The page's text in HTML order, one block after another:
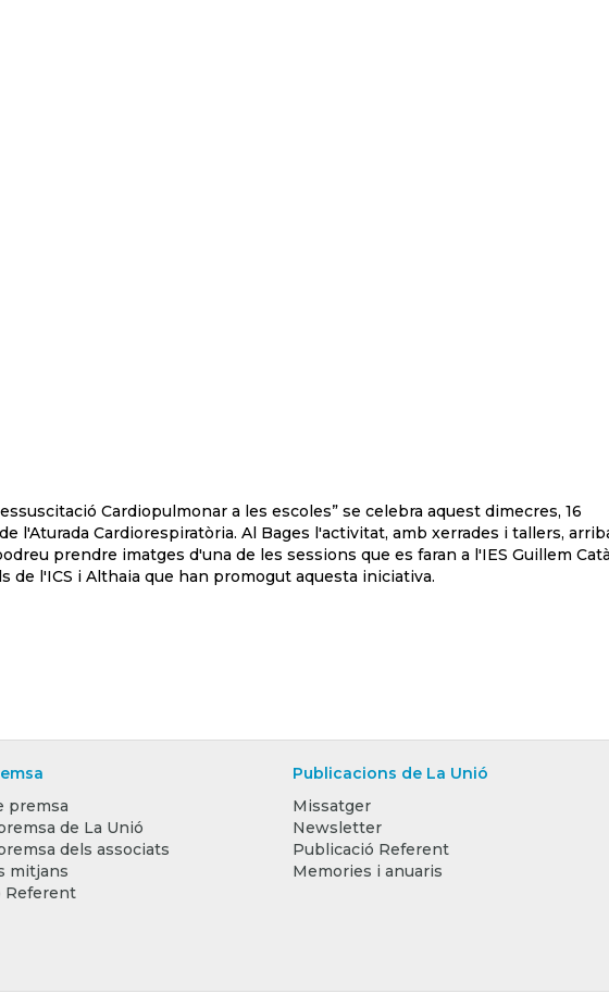
Cardiopulmonar a les escoles” se celebra aquest dimecres, 16
l'Aturada Cardiorespiratòria. Al Bages l'activitat, amb xerrades i tallers,
prendre imatges d'una de les sessions que es faran a l'IES Guillem
de l'ICS i Althaia que han promogut aquesta iniciativa.
premsa
de La Unió
dels associats
mitjans
Referent
Publicacions de La Unió
Missatger
Newsletter
Publicació Referent
Memories i anuaris